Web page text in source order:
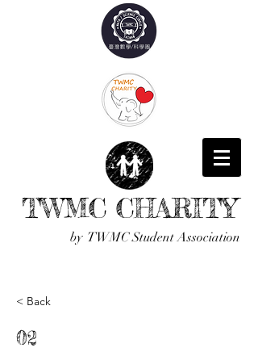
TWMC CHARITY
by TWMC Student Association
< Back
02